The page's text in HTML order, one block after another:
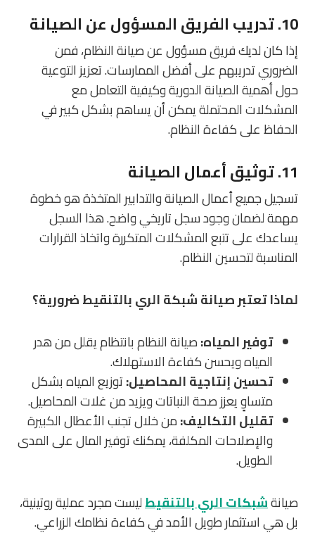
10. تدريب الفريق المسؤول عن الصيانة
إذا كان لديك فريق مسؤول عن صيانة النظام، فمن
الضروري تدريبهم على أفضل الممارسات. تعزيز التوعية
حول أهمية الصيانة الدورية وكيفية التعامل مع
المشكلات المحتملة يمكن أن يساهم بشكل كبير في
الحفاظ على كفاءة النظام.
11. توثيق أعمال الصيانة
تسجيل جميع أعمال الصيانة والتدابير المتخذة هو خطوة
مهمة لضمان وجود سجل تاريخي واضح. هذا السجل
يساعدك على تتبع المشكلات المتكررة واتخاذ القرارات
المناسبة لتحسين النظام.
لماذا تعتبر صيانة شبكة الري بالتنقيط ضرورية؟
توفير المياه:صيانة النظام بانتظام يقلل من هدر
المياه ويحسن كفاءة الاستهلاك.
تحسين إنتاجية المحاصيل:توزيع المياه بشكل
متساوٍ يعزز صحة النباتات ويزيد من غلات المحاصيل.
تقليل التكاليف:من خلال تجنب الأعطال الكبيرة
والإصلاحات المكلفة، يمكنك توفير المال على المدى
الطويل.
صيانةشبكات الري بالتنقيطليست مجرد عملية روتينية،
بل هي استثمار طويل الأمد في كفاءة نظامك الزراعي.